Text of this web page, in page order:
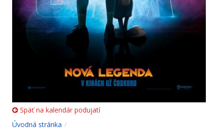
Späť na kalendár podujatí
Úvodná stránka